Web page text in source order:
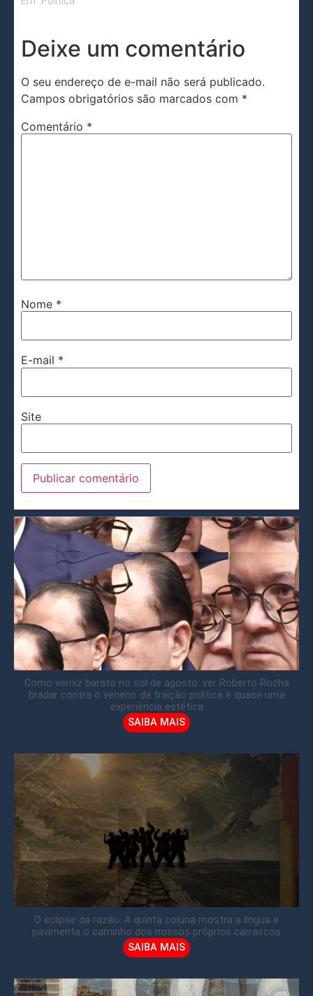
Deixe um comentário
O seu endereço de e-mail não será publicado.
Campos obrigatórios são marcados com *
Comentário *
Nome *
E-mail *
Site
Como verniz barato no sol de agosto: ver Roberto Rocha
bradar contra o veneno da traição política é quase uma
experiência estética
SAIBA MAIS
O eclipse da razão: A quinta coluna mostra a língua e
pavimenta o caminho dos nossos próprios carrascos
SAIBA MAIS